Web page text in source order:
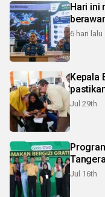
Hari ini
6 hari lalu
Kepala
Jul 29th
Jul 16th